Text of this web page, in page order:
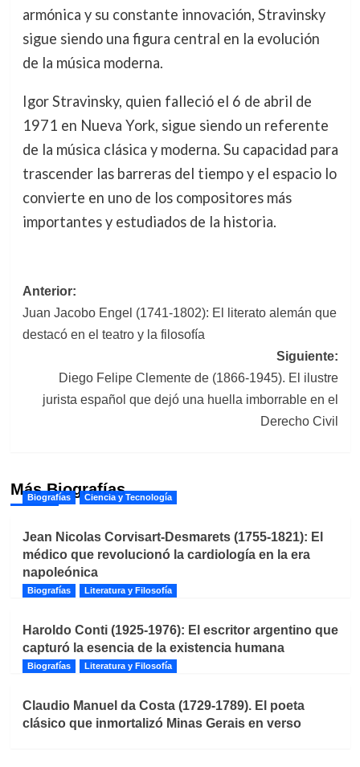
armónica y su constante innovación, Stravinsky
sigue siendo una figura central en la evolución
de la música moderna.
Igor Stravinsky, quien falleció el 6 de abril de
1971 en Nueva York, sigue siendo un referente
de la música clásica y moderna. Su capacidad para
trascender las barreras del tiempo y el espacio lo
convierte en uno de los compositores más
importantes y estudiados de la historia.
Navegación
de
Anterior:
Juan Jacobo Engel (1741-1802): El literato alemán que
destacó en el teatro y la filosofía
Siguiente:
Diego Felipe Clemente de (1866-1945). El ilustre
jurista español que dejó una huella imborrable en el
Derecho Civil
Más Biografías
Biografías Ciencia y Tecnología
Jean Nicolas Corvisart-Desmarets (1755-1821): El
médico que revolucionó la cardiología en la era
napoleónica
Biografías Literatura y Filosofía
Haroldo Conti (1925-1976): El escritor argentino que
capturó la esencia de la existencia humana
Biografías Literatura y Filosofía
Claudio Manuel da Costa (1729-1789). El poeta
clásico que inmortalizó Minas Gerais en verso